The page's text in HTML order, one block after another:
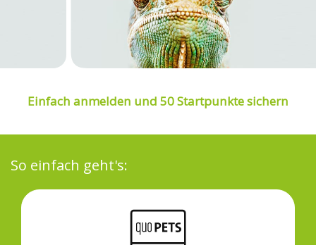
Einfach anmelden und 50 Startpunkte sichern
So einfach geht's: